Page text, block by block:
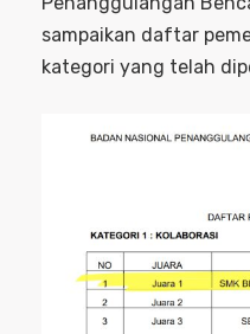
sampaikan daftar
kategori yang telah